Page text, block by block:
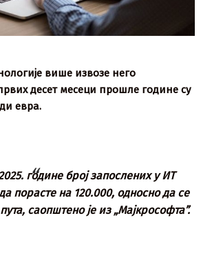
више извозе него
десет месеци прошле године су
евра.
године број запослених у ИТ
порасте на 120.000, односно да се
саопштено је из „Мајкрософта”.